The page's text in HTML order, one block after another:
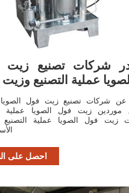
شركات تصنيع زيت
عملية التصنيع
عن شركات تصنيع زيت فول الصويا
موردين زيت فول الصويا عملية
زيت فول الصويا عملية التصنيع
احصل على